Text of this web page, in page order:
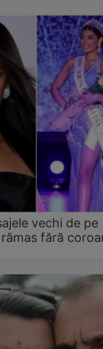
vechi de pe
fără